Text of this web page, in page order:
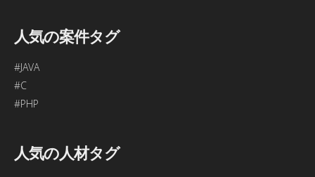
人気の案件タグ
#JAVA
#C
#PHP
人気の人材タグ